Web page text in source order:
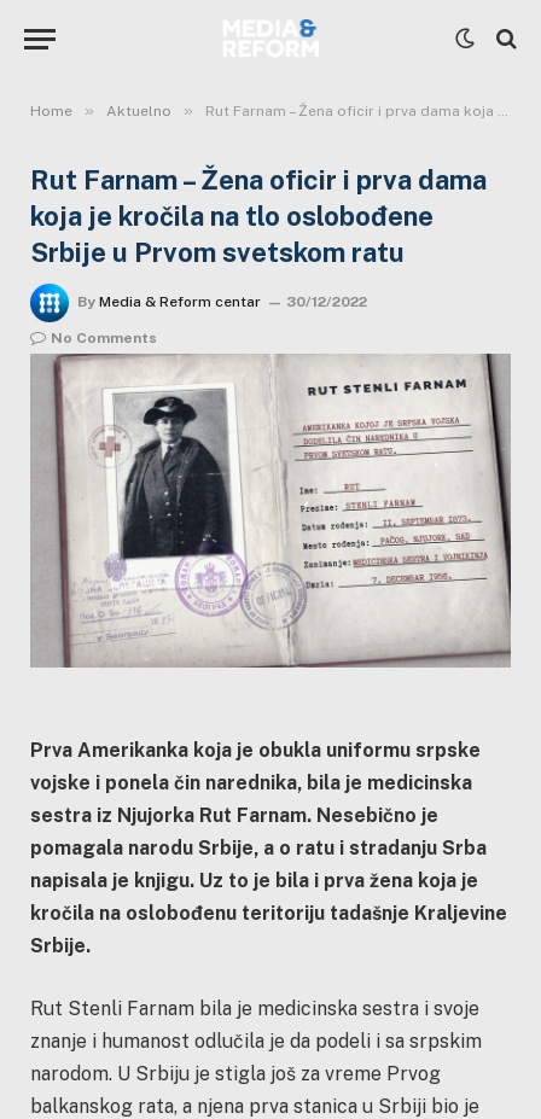
Home » Aktuelno » Rut Farnam – Žena oficir i prva dama koja je kročila na tlo oslobođene Srbije u Prvom svetskom ratu
Rut Farnam – Žena oficir i prva dama
koja je kročila na tlo oslobođene
Srbije u Prvom svetskom ratu
By Media & Reform centar 30/12/2022
No Comments
Prva Amerikanka koja je obukla uniformu srpske
vojske i ponela čin narednika, bila je medicinska
sestra iz Njujorka Rut Farnam. Nesebično je
pomagala narodu Srbije, a o ratu i stradanju Srba
napisala je knjigu. Uz to je bila i prva žena koja je
kročila na oslobođenu teritoriju tadašnje Kraljevine
Srbije.
Rut Stenli Farnam bila je medicinska sestra i svoje
znanje i humanost odlučila je da podeli i sa srpskim
narodom. U Srbiju je stigla još za vreme Prvog
balkanskog rata, a njena prva stanica u Srbiji bio je